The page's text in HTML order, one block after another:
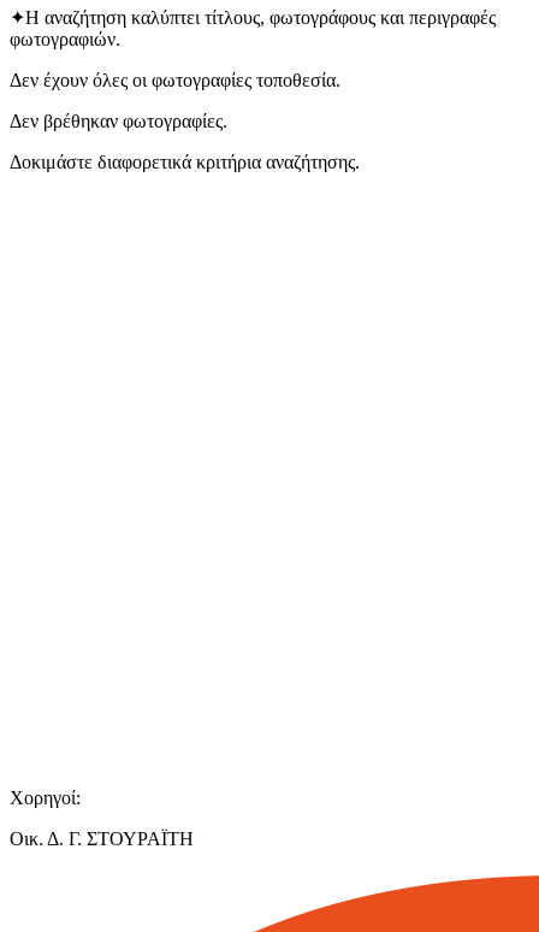
✦Η αναζήτηση καλύπτει τίτλους, φωτογράφους και περιγραφές
φωτογραφιών.
Δεν έχουν όλες οι φωτογραφίες τοποθεσία.
Δεν βρέθηκαν φωτογραφίες.
Δοκιμάστε διαφορετικά κριτήρια αναζήτησης.
Χορηγοί:
Οικ. Δ. Γ. ΣΤΟΥΡΑΪΤΗ